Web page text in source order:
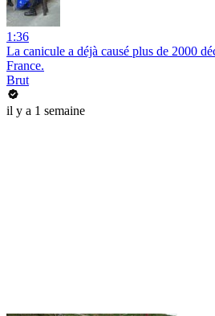
1:36
La canicule a déjà causé plus de 2000
France.
Brut
il y a 1 semaine